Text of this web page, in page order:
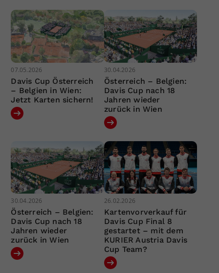
07.05.2026
Davis Cup Österreich
– Belgien in Wien:
Jetzt Karten sichern!
30.04.2026
Österreich – Belgien:
Davis Cup nach 18
Jahren wieder
zurück in Wien
30.04.2026
Österreich – Belgien:
Davis Cup nach 18
Jahren wieder
zurück in Wien
26.02.2026
Kartenvorverkauf für
Davis Cup Final 8
gestartet – mit dem
KURIER Austria Davis
Cup Team?